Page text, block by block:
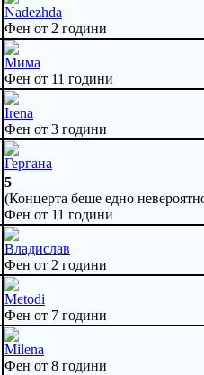
Nadezhda
Фен от 2 години
Мима
Фен от 11 години
Irena
Фен от 3 години
Гергана
5
(Концерта беше едно
Фен от 11 години
Владислав
Фен от 2 години
Metodi
Фен от 7 години
Milena
Фен от 8 години